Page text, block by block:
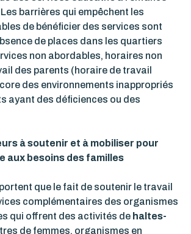
barrières qui empêchent les
de bénéficier des services sont
de places dans les quartiers
non abordables, horaires non
des parents (horaire de travail
des environnements inappropriés
ayant des déficiences ou des
à soutenir et à mobiliser pour
aux besoins des familles
que le fait de soutenir le travail
complémentaires des organismes
qui offrent des activités de haltes-
de femmes, organismes en